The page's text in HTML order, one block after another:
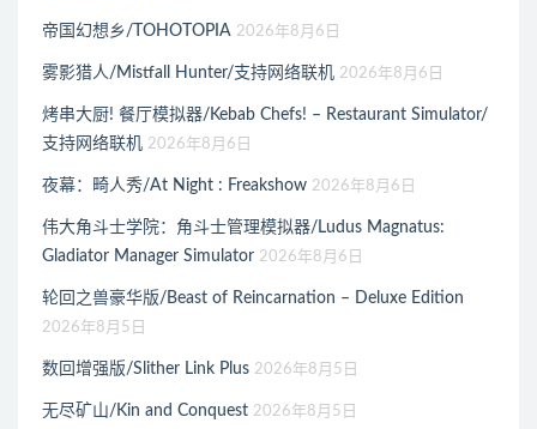
帝国幻想乡/TOHOTOPIA 2026年8月6日
雾影猎人/Mistfall Hunter/支持网络联机 2026年8月6日
烤串大厨! 餐厅模拟器/Kebab Chefs! – Restaurant Simulator/
支持网络联机 2026年8月6日
夜幕：畸人秀/At Night : Freakshow 2026年8月6日
伟大角斗士学院：角斗士管理模拟器/Ludus Magnatus:
Gladiator Manager Simulator 2026年8月6日
轮回之兽豪华版/Beast of Reincarnation – Deluxe Edition
2026年8月5日
数回增强版/Slither Link Plus 2026年8月5日
无尽矿山/Kin and Conquest 2026年8月5日